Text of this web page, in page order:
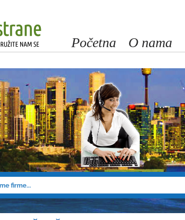
Početna O nama